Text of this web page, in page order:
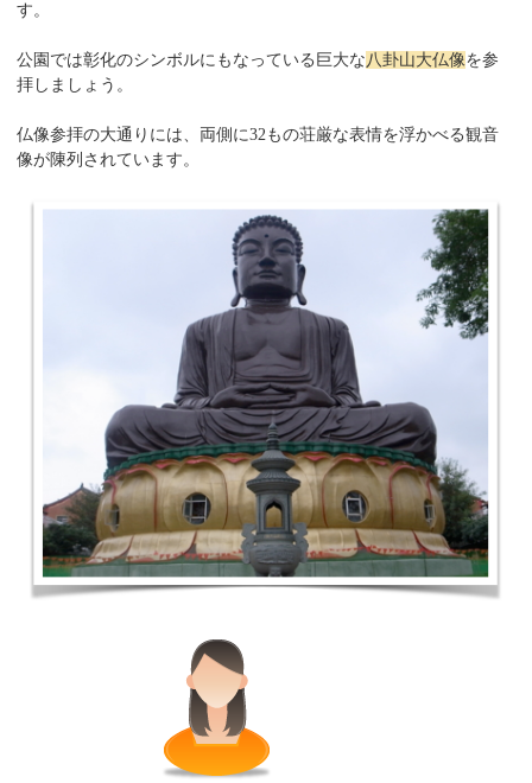
す。
公園では彰化のシンボルにもなっている巨大な 八卦山大仏像を参
拝しましょう。
仏像参拝の大通りには、両側に32もの荘厳な表情を浮かべる観音
像が陳列されています。